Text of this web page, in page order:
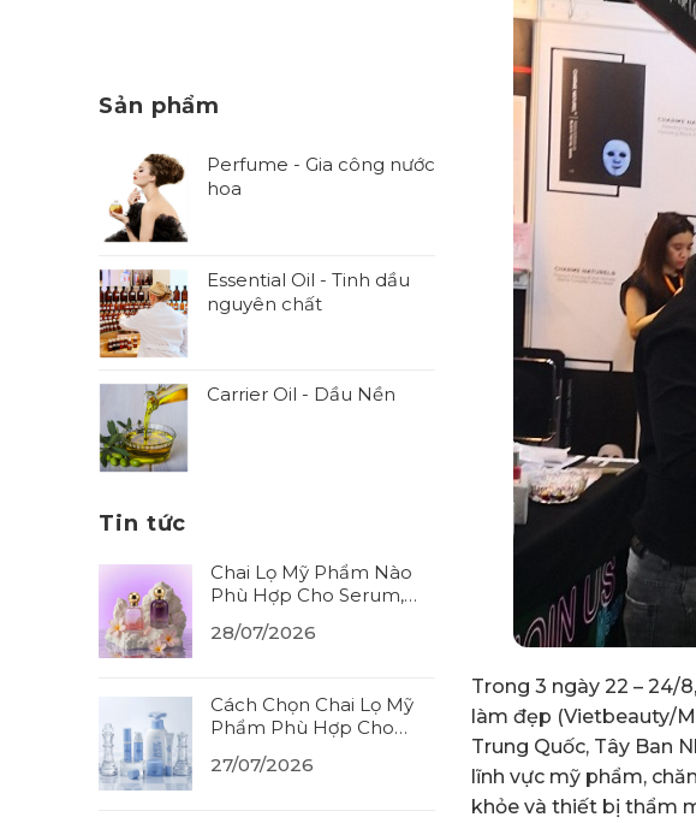
Sản phẩm
Perfume - Gia công nước
hoa
Essential Oil - Tinh dầu
nguyên chất
Carrier Oil - Dầu Nền
Tin tức
Chai Lọ Mỹ Phẩm Nào
Phù Hợp Cho Serum,
Đúng Chất Liệu (2026)
28/07/2026
Cách Chọn Chai Lọ Mỹ
Phẩm Phù Hợp Cho
(2026)
27/07/2026
Trong 3 ngày 22 – 24/8,
làm đẹp (Vietbeauty/
Trung Quốc, Tây Ban
lĩnh vực mỹ phẩm,
khỏe và thiết bị thẩm